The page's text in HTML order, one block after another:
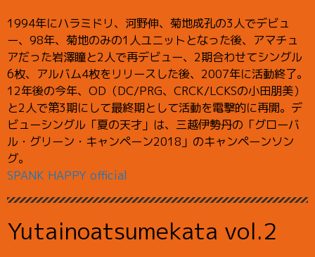
1994年にハラミドリ、河野伸、菊地成孔の3人でデビュ
ー、98年、菊地のみの1人ユニットとなった後、アマチュ
アだった岩澤瞳と2人で再デビュー、2期合わせてシングル
6枚、アルバム4枚をリリースした後、2007年に活動終了。
12年後の今年、OD（DC/PRG、CRCK/LCKSの小田朋美）
と2人で第3期にして最終期として活動を電撃的に再開。デ
ビューシングル「夏の天才」は、三越伊勢丹の「グローバ
ル・グリーン・キャンペーン2018」のキャンペーンソン
グ。
SPANK HAPPY official
Yutainoatsumekata vol.2